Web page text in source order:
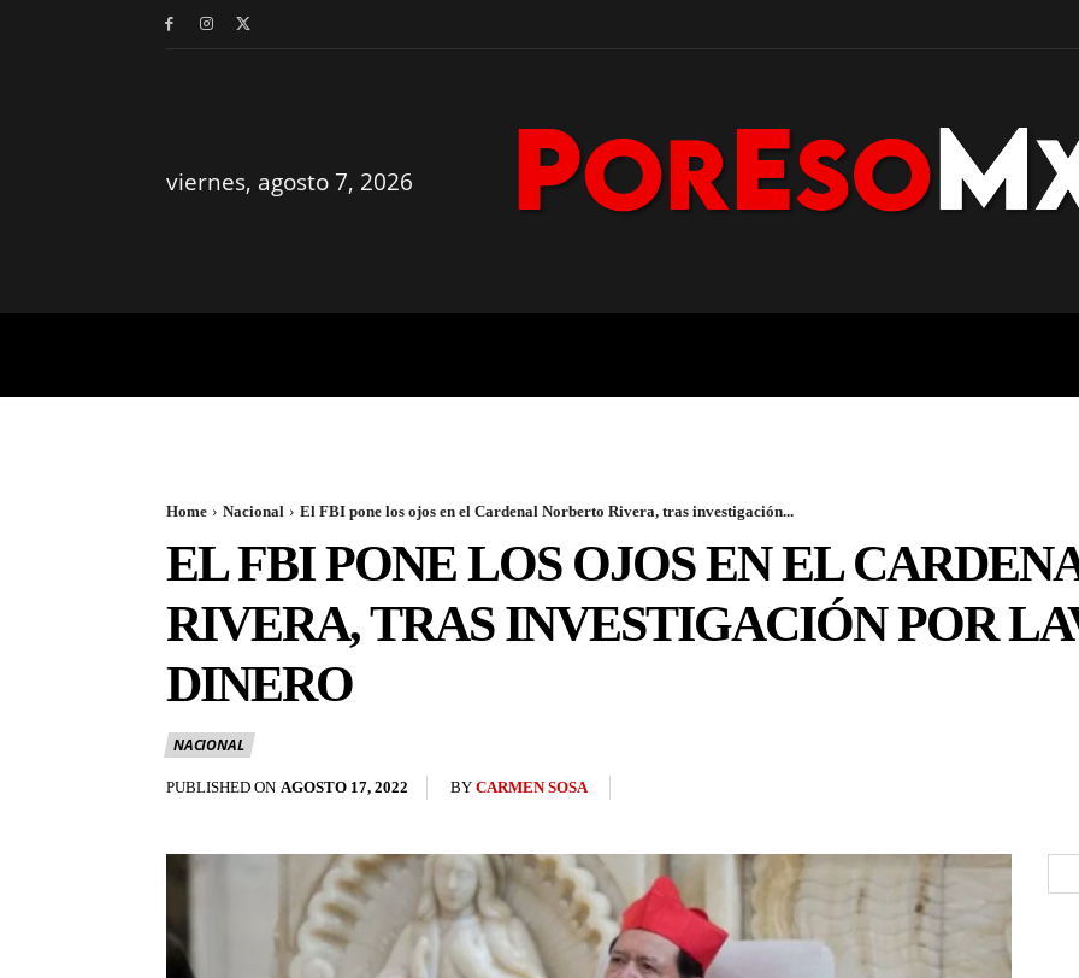
viernes, agosto 7, 2026
Home Nacional El FBI pone los ojos en el Cardenal Norberto Rivera, tras investigación...
EL FBI PONE LOS OJOS EN EL
RIVERA, TRAS INVESTIGACIÓN POR
DINERO
NACIONAL
PUBLISHED ON AGOSTO 17, 2022 BY CARMEN SOSA